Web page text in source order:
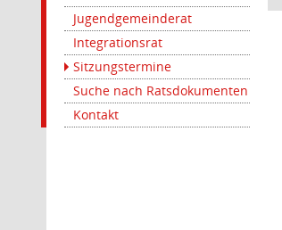
Jugendgemeinderat
Integrationsrat
Sitzungstermine
Suche nach Ratsdokumenten
Kontakt